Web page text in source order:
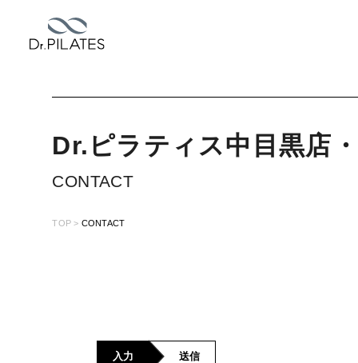
Dr.ピラティス中目黒店
CONTACT
TOP CONTACT
入力 送信